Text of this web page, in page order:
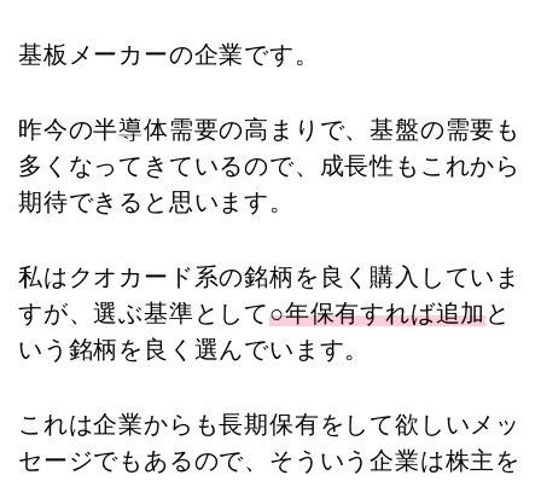
基板メーカーの企業です。
昨今の半導体需要の高まりで、基盤の需要も
多くなってきているので、成長性もこれから
期待できると思います。
私はクオカード系の銘柄を良く購入していま
すが、選ぶ基準として○年保有すれば追加と
いう銘柄を良く選んでいます。
これは企業からも長期保有をして欲しいメッ
セージでもあるので、そういう企業は株主を